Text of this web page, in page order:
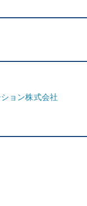
ョン株式会社